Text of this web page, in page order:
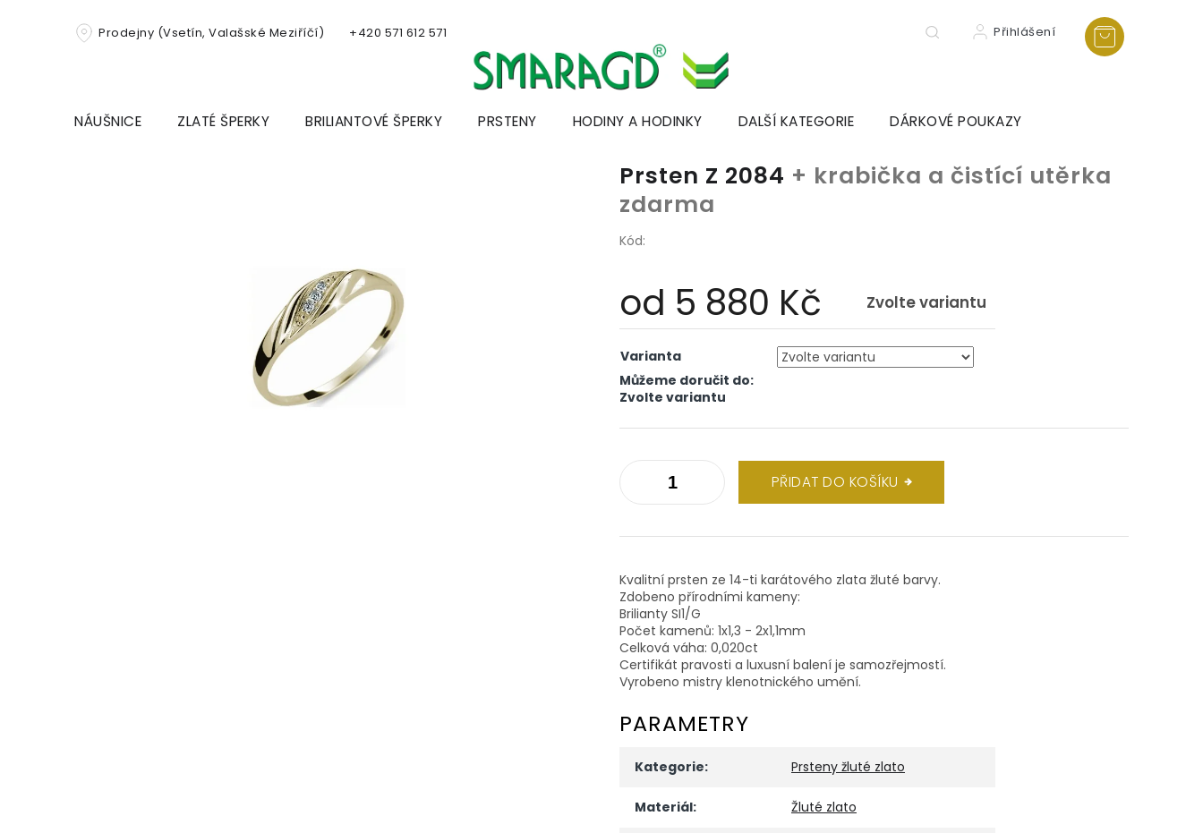
Prodejny (Vsetín, Valašské Meziříčí) +420 571 612 571 Přihlášení
NÁUŠNICE ZLATÉ ŠPERKY BRILIANTOVÉ ŠPERKY PRSTENY HODINY A HODINKY DALŠÍ KATEGORIE DÁRKOVÉ POUKAZY
Prsten Z 2084 + krabička a čistící utěrka
zdarma
Kód:
od 5 880 Kč Zvolte variantu
cena:
Varianta
Můžeme doručit do:
Zvolte variantu
PŘIDAT DO KOŠÍKU
Kvalitní prsten ze 14-ti karátového zlata žluté barvy.
Zdobeno přírodními kameny:
Brilianty SI1/G
Počet kamenů: 1x1,3 - 2x1,1mm
Celková váha: 0,020ct
Certifikát pravosti a luxusní balení je samozřejmostí.
Vyrobeno mistry klenotnického umění.
PARAMETRY
Kategorie: Prsteny žluté zlato
Materiál: Žluté zlato